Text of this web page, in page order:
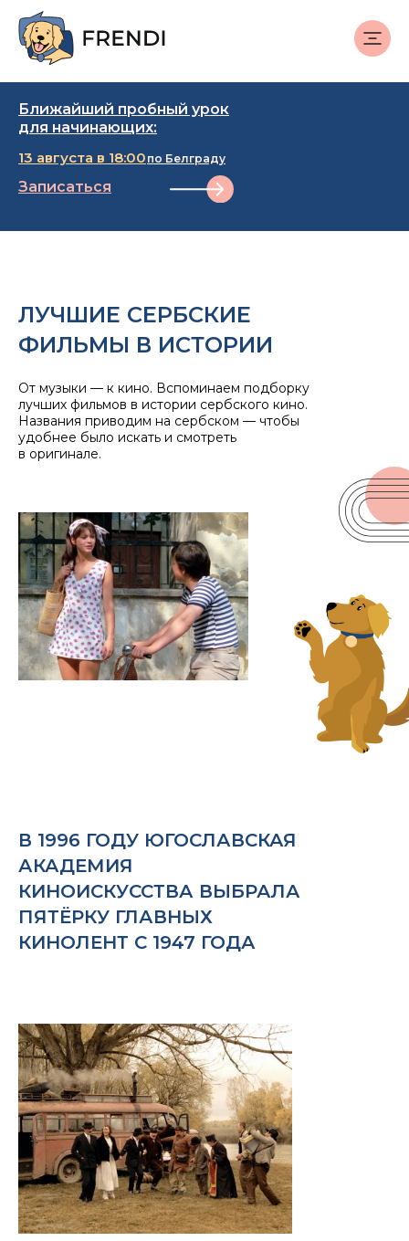
Ближайший пробный урок
для начинающих:
Записаться
13 августа в 18:00 по Белграду
ЛУЧШИЕ СЕРБСКИЕ
ФИЛЬМЫ В ИСТОРИИ
От музыки — к кино. Вспоминаем подборку
лучших фильмов в истории сербского кино.
Названия приводим на сербском — чтобы
удобнее было искать и смотреть
в оригинале.
В 1996 ГОДУ ЮГОСЛАВСКАЯ
АКАДЕМИЯ
КИНОИСКУССТВА ВЫБРАЛА
ПЯТЁРКУ ГЛАВНЫХ
КИНОЛЕНТ С 1947 ГОДА